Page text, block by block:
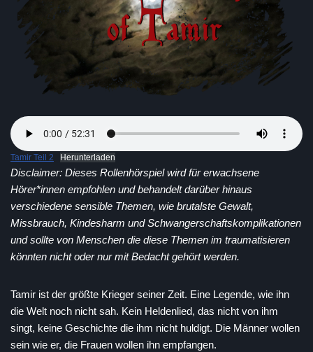
Tamir Teil 2 Herunterladen
Disclaimer: Dieses Rollenhörspiel wird für erwachsene
Hörer*innen empfohlen und behandelt darüber hinaus
verschiedene sensible Themen, wie brutalste Gewalt,
Missbrauch, Kindesharm und Schwangerschaftskomplikationen
und sollte von Menschen die diese Themen im traumatisieren
könnten nicht oder nur mit Bedacht gehört werden.
Tamir ist der größte Krieger seiner Zeit. Eine Legende, wie ihn
die Welt noch nicht sah. Kein Heldenlied, das nicht von ihm
singt, keine Geschichte die ihm nicht huldigt. Die Männer wollen
sein wie er, die Frauen wollen ihn empfangen.